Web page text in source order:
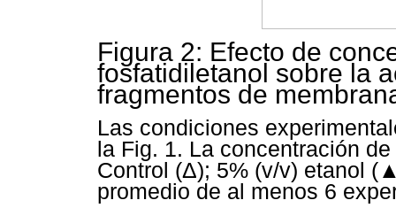
Figura 2: Efecto de
fosfatidiletanol sobre la
fragmentos de
Las condiciones
la Fig. 1. La concentración
Control (Δ); 5% (v/v) etanol
promedio de al menos 6